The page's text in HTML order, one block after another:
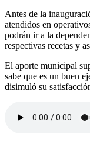
Antes de la
atendidos en
podrán ir a la
respectivas recetas y
El aporte municipal
sabe que es un buen
disimuló su